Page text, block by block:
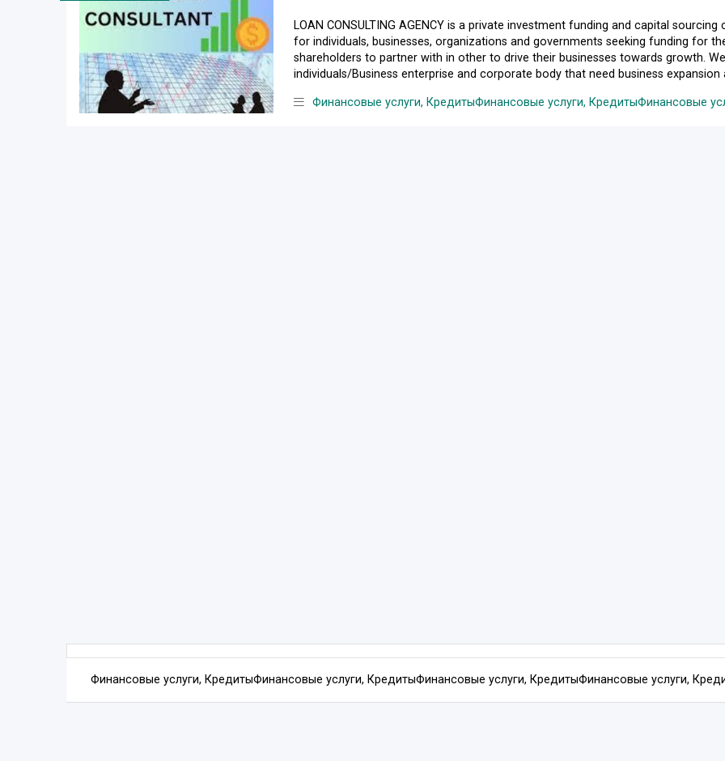
LOAN CONSULTING AGENCY is a private investment funding and capital
for individuals, businesses, organizations and governments seeking funding for
shareholders to partner with in other to drive their businesses towards growth.
individuals/Business enterprise and corporate body that need business expansion
Финансовые услуги, КредитыФинансовые услуги, КредитыФинансовые
Финансовые услуги, КредитыФинансовые услуги, КредитыФинансовые услуги, КредитыФинансовые услуги,